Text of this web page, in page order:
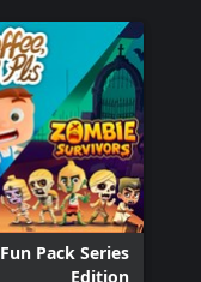
Fun Pack Series
Edition